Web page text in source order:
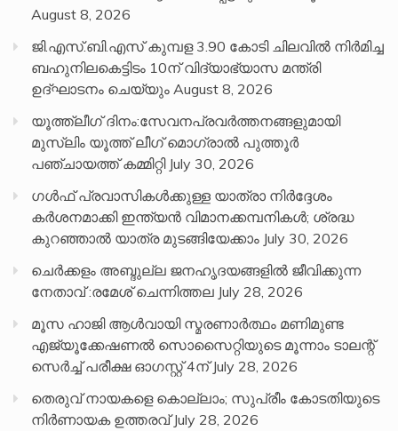
August 8, 2026
ജി.എസ്.ബി.എസ് കുമ്പള 3.90 കോടി ചിലവിൽ നിർമിച്ച
ബഹുനിലകെട്ടിടം 10ന് വിദ്യാഭ്യാസ മന്ത്രി
ഉദ്ഘാടനം ചെയ്യും August 8, 2026
യൂത്ത്ലീഗ് ദിനം:സേവനപ്രവർത്തനങ്ങളുമായി
മുസ്ലിം യൂത്ത് ലീഗ് മൊഗ്രാൽ പുത്തൂർ
പഞ്ചായത്ത് കമ്മിറ്റി July 30, 2026
ഗൾഫ് പ്രവാസികൾക്കുള്ള യാത്രാ നിർദ്ദേശം
കർശനമാക്കി ഇന്ത്യൻ വിമാനക്കമ്പനികൾ; ശ്രദ്ധ
കുറഞ്ഞാൽ യാത്ര മുടങ്ങിയേക്കാം July 30, 2026
ചെർക്കളം അബ്ദുല്ല ജനഹൃദയങ്ങളിൽ ജീവിക്കുന്ന
നേതാവ് :രമേശ് ചെന്നിത്തല July 28, 2026
മൂസ ഹാജി ആൾവായി സ്മരണാർത്ഥം മണിമുണ്ട
എജ്യൂക്കേഷണൽ സൊസൈറ്റിയുടെ മൂന്നാം ടാലന്റ്
സെർച്ച് പരീക്ഷ ഓഗസ്റ്റ് 4ന് July 28, 2026
തെരുവ് നായകളെ കൊല്ലാം; സുപ്രീം കോടതിയുടെ
നിർണായക ഉത്തരവ് July 28, 2026